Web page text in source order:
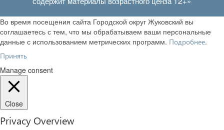
Во время посещения сайта Городской округ Жуковский вы
соглашаетесь с тем, что мы обрабатываем ваши персональные
данные с использованием метрических программ. Подробнее.
Принять
Manage consent
Close
Privacy Overview